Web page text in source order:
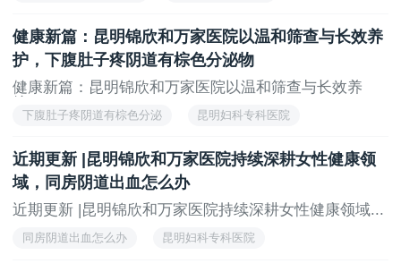
健康新篇：昆明锦欣和万家医院以温和筛查与长效养
护，下腹肚子疼阴道有棕色分泌物
健康新篇：昆明锦欣和万家医院以温和筛查与长效养
下腹肚子疼阴道有棕色分泌 昆明妇科专科医院
近期更新 |昆明锦欣和万家医院持续深耕女性健康领
域，同房阴道出血怎么办
近期更新 |昆明锦欣和万家医院持续深耕女性健康领域...
同房阴道出血怎么办 昆明妇科专科医院